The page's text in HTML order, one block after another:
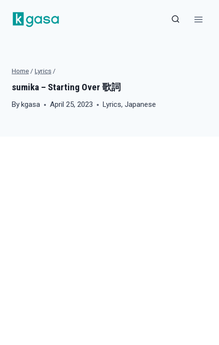
content
Home / Lyrics /
sumika – Starting Over 歌詞
Bykgasa April 25, 2023 Lyrics,Japanese